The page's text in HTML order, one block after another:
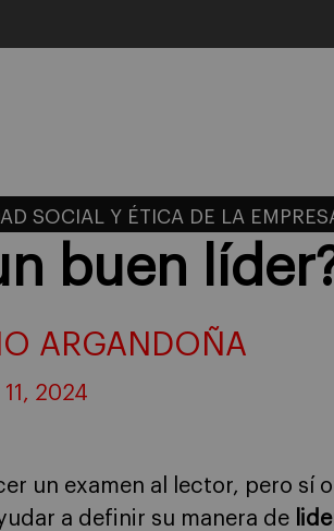
SOCIAL Y ÉTICA DE LA
buen
ARGANDOÑA
2024
un examen al lector, pero sí
a definir su manera de